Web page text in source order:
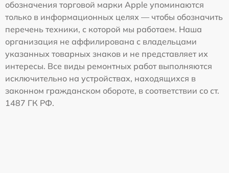
обозначения торговой марки Apple упоминаются
только в информационных целях — чтобы обозначить
перечень техники, с которой мы работаем. Наша
организация не аффилирована с владельцами
указанных товарных знаков и не представляет их
интересы. Все виды ремонтных работ выполняются
исключительно на устройствах, находящихся в
законном гражданском обороте, в соответствии со ст.
1487 ГК РФ.